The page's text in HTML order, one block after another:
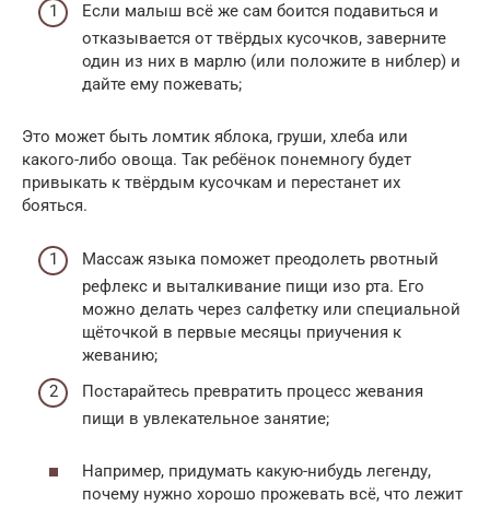
Если малыш всё же сам боится подавиться и
отказывается от твёрдых кусочков, заверните
один из них в марлю (или положите в ниблер) и
дайте ему пожевать;
Это может быть ломтик яблока, груши, хлеба или
какого-либо овоща. Так ребёнок понемногу будет
привыкать к твёрдым кусочкам и перестанет их
бояться.
Массаж языка поможет преодолеть рвотный
рефлекс и выталкивание пищи изо рта. Его
можно делать через салфетку или специальной
щёточкой в первые месяцы приучения к
жеванию;
Постарайтесь превратить процесс жевания
пищи в увлекательное занятие;
Например, придумать какую-нибудь легенду,
почему нужно хорошо прожевать всё, что лежит